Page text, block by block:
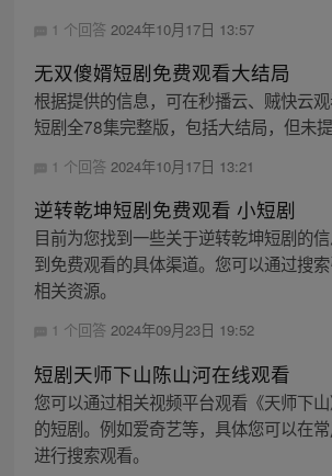
1 个回答 2024年10月17日 13:57
无双傻婿短剧免费观看大结局
根据提供的信息，可在秒播云、贼快云观
短剧全78集完整版，包括大结局，但未提
1 个回答 2024年10月17日 13:21
逆转乾坤短剧免费观看 小短剧
目前为您找到一些关于逆转乾坤短剧的
到免费观看的具体渠道。您可以通过搜
相关资源。
1 个回答 2024年09月23日 19:52
短剧天师下山陈山河在线观看
您可以通过相关视频平台观看《天师下
的短剧。例如爱奇艺等，具体您可以在
进行搜索观看。